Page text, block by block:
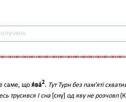
саме, що я́ва́2. Тут Турн без пам’яті
трусився І сна [сну] од яву не розчовп